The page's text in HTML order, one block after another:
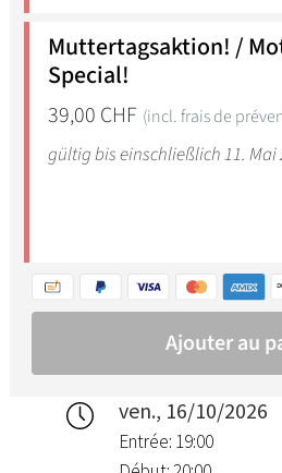
ven., 16/10/2026
Entrée: 19:00